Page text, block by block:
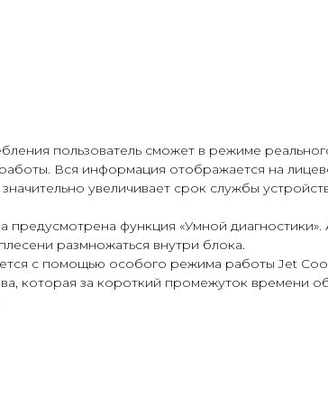
пользователь сможет в режиме
Вся информация отображается на
увеличивает срок службы
функция «Умной
размножаться внутри блока.
с помощью особого режима работы Jet
которая за короткий промежуток времени